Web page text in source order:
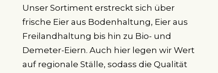
Unser Sortiment erstreckt sich über
frische Eier aus Bodenhaltung, Eier aus
Freilandhaltung bis hin zu Bio- und
Demeter-Eiern. Auch hier legen wir Wert
auf regionale Ställe, sodass die Qualität